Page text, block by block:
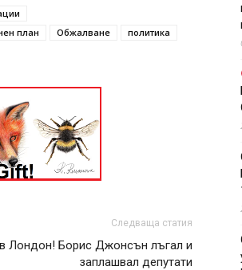
план Обжалване
политика
Следваща статия
Лондон! Борис Джонсън лъгал и
заплашвал депутати